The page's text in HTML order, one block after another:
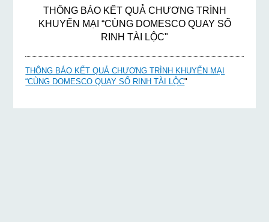
THÔNG BÁO KẾT QUẢ CHƯƠNG TRÌNH
KHUYẾN MẠI “CÙNG DOMESCO QUAY SỐ
RINH TÀI LỘC"
THÔNG BÁO KẾT QUẢ CHƯƠNG TRÌNH KHUYẾN MẠI
“CÙNG DOMESCO QUAY SỐ RINH TÀI LỘC"